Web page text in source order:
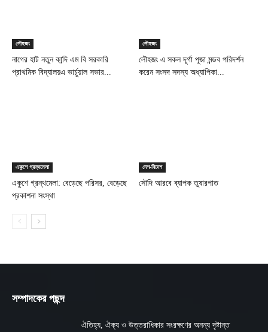
লৌহজং
নাগের হাট নতুন কান্দি এম বি সরকারি
প্রাথমিক বিদ্যালয়এ ভার্চুয়াল সভার...
লৌহজং
লৌহজং এ সকল দূর্গা পূজা মন্ডব পরিদর্শন
করেন সংসদ সদস্য অধ্যাপিকা...
একুশে গ্রন্থমেলা
একুশে গ্রন্থমেলা: বেড়েছে পরিসর, বেড়েছে
প্রকাশনা সংস্থা
দেশ-বিদেশ
সৌদি আরবে ব্যাপক তুষারপাত
সম্পাদকের পছন্দ
ঐতিহ্য, ঐক্য ও উত্তরাধিকার সংরক্ষণের অনন্য দৃষ্টান্ত